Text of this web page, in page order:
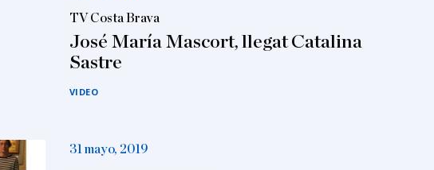
TV Costa Brava
José María Mascort, llegat Catalina
Sastre
VIDEO
31 mayo, 2019